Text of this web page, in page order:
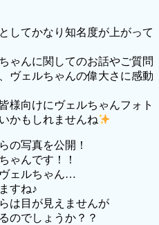
してかなり知名度が上がって
ゃんに関してのお話やご質問
ヴェルちゃんの偉大さに感動
様向けにヴェルちゃんフォト
かもしれませんね
の写真を公開！
ゃんです！！
ェルちゃん…
すね♪
は目が見えませんが
のでしょうか？？